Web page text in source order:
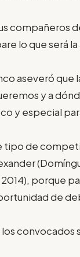
compañeros
lo que será
aseveró
y a
y especial
tipo de
porque
de